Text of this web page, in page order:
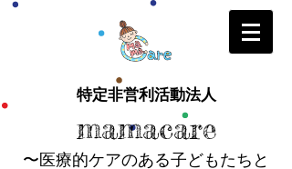
特定非営利活動法人
mamacare
〜医療的ケアのある子どもたちと